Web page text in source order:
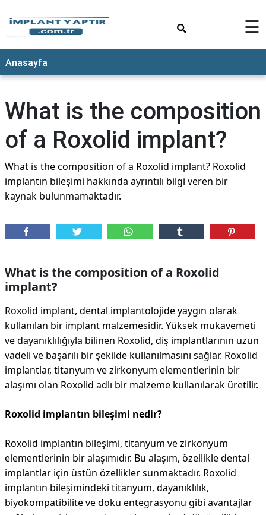
☰
Anasayfa
What is the composition
of a Roxolid implant?
What is the composition of a Roxolid implant? Roxolid
implantın bileşimi hakkında ayrıntılı bilgi veren bir
kaynak bulunmamaktadır.
What is the composition of a Roxolid
implant?
Roxolid implant, dental implantolojide yaygın olarak
kullanılan bir implant malzemesidir. Yüksek mukavemeti
ve dayanıklılığıyla bilinen Roxolid, diş implantlarının uzun
vadeli ve başarılı bir şekilde kullanılmasını sağlar. Roxolid
implantlar, titanyum ve zirkonyum elementlerinin bir
alaşımı olan Roxolid adlı bir malzeme kullanılarak üretilir.
Roxolid implantın bileşimi nedir?
Roxolid implantın bileşimi, titanyum ve zirkonyum
elementlerinin bir alaşımıdır. Bu alaşım, özellikle dental
implantlar için üstün özellikler sunmaktadır. Roxolid
implantın bileşimindeki titanyum, dayanıklılık,
biyokompatibilite ve doku entegrasyonu gibi avantajlar